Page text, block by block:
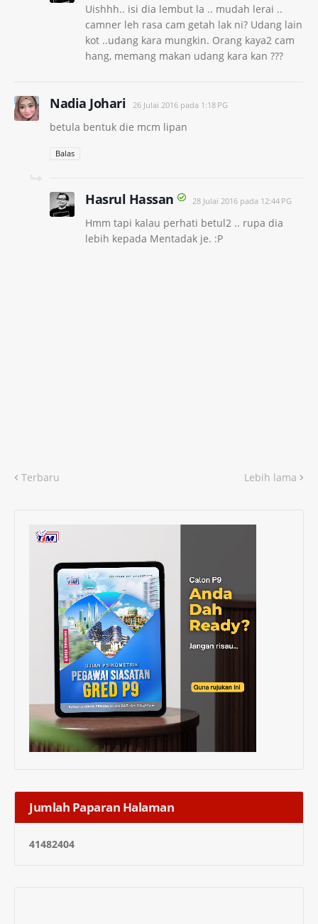
Uishhh.. isi dia lembut la .. mudah lerai ..
camner leh rasa cam getah lak ni? Udang lain
kot ..udang kara mungkin. Orang kaya2 cam
hang, memang makan udang kara kan ???
Nadia Johari 26 Julai 2016 pada 1:18 PG
betula bentuk die mcm lipan
Balas
Hasrul Hassan 28 Julai 2016 pada 12:44 PG
Hmm tapi kalau perhati betul2 .. rupa dia
lebih kepada Mentadak je. :P
Terbaru Lebih lama
Jumlah Paparan Halaman
41482404